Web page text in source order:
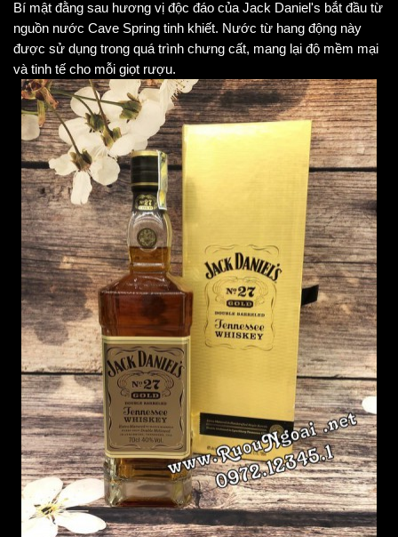
Bí mật đằng sau hương vị độc đáo của Jack Daniel's bắt đầu từ
nguồn nước Cave Spring tinh khiết. Nước từ hang động này
được sử dụng trong quá trình chưng cất, mang lại độ mềm mại
và tinh tế cho mỗi giọt rượu.